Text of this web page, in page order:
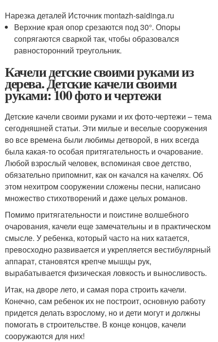
Нарезка деталей Источник montazh-saidinga.ru
Верхние края опор срезаются под 30°. Опоры
сопрягаются сваркой так, чтобы образовался
равносторонний треугольник.
Качели детские своими руками из
дерева. Детские качели своими
руками: 100 фото и чертежи
Детские качели своими руками и их фото-чертежи – тема
сегодняшней статьи. Эти милые и веселые сооружения
во все времена были любимы детворой, в них всегда
была какая-то особая притягательность и очарование.
Любой взрослый человек, вспоминая свое детство,
обязательно припомнит, как он качался на качелях. Об
этом нехитром сооружении сложены песни, написано
множество стихотворений и даже целых романов.
Помимо притягательности и поистине волшебного
очарования, качели еще замечательны и в практическом
смысле. У ребенка, который часто на них катается,
превосходно развивается и укрепляется вестибулярный
аппарат, становятся крепче мышцы рук,
вырабатывается физическая ловкость и выносливость.
Итак, на дворе лето, и самая пора строить качели.
Конечно, сам ребенок их не построит, основную работу
придется делать взрослому, но и дети могут и должны
помогать в строительстве. В конце концов, качели
сооружаются для них!